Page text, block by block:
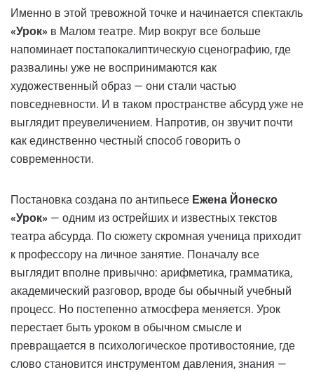
Именно в этой тревожной точке и начинается спектакль
«Урок» в Малом театре. Мир вокруг все больше
напоминает постапокалиптическую сценографию, где
развалины уже не воспринимаются как
художественный образ — они стали частью
повседневности. И в таком пространстве абсурд уже не
выглядит преувеличением. Напротив, он звучит почти
как единственно честный способ говорить о
современности.
Постановка создана по антипьесе Ежена Йонеско
«Урок» — одним из острейших и известных текстов
театра абсурда. По сюжету скромная ученица приходит
к профессору на личное занятие. Поначалу все
выглядит вполне привычно: арифметика, грамматика,
академический разговор, вроде бы обычный учебный
процесс. Но постепенно атмосфера меняется. Урок
перестает быть уроком в обычном смысле и
превращается в психологическое противостояние, где
слово становится инструментом давления, знания —